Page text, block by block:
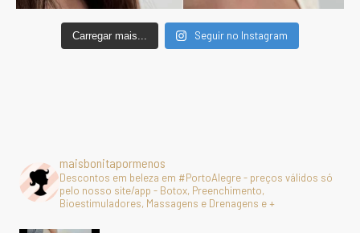
Carregar mais... Seguir no Instagram
maisbonitapormenos
Descontos em beleza em #PortoAlegre - preços válidos só
pelo nosso site/app - Botox, Preenchimento,
Bioestimuladores, Massagens e Drenagens e +